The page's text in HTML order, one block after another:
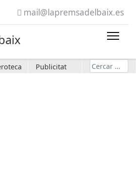
mail@lapremsadelbaix.es
Publicitat Cerca